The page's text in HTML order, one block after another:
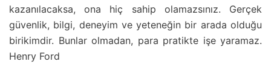
kazanılacaksa, ona hiç sahip olamazsınız. Gerçek
güvenlik, bilgi, deneyim ve yeteneğin bir arada olduğu
birikimdir. Bunlar olmadan, para pratikte işe yaramaz.
Henry Ford